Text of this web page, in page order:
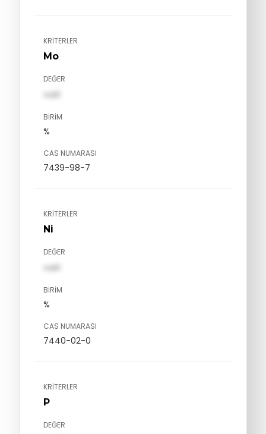
KRITERLER
Mo
DEĞER
val1
BIRIM
%
CAS NUMARASI
7439-98-7
KRITERLER
Ni
DEĞER
val1
BIRIM
%
CAS NUMARASI
7440-02-0
KRITERLER
P
DEĞER